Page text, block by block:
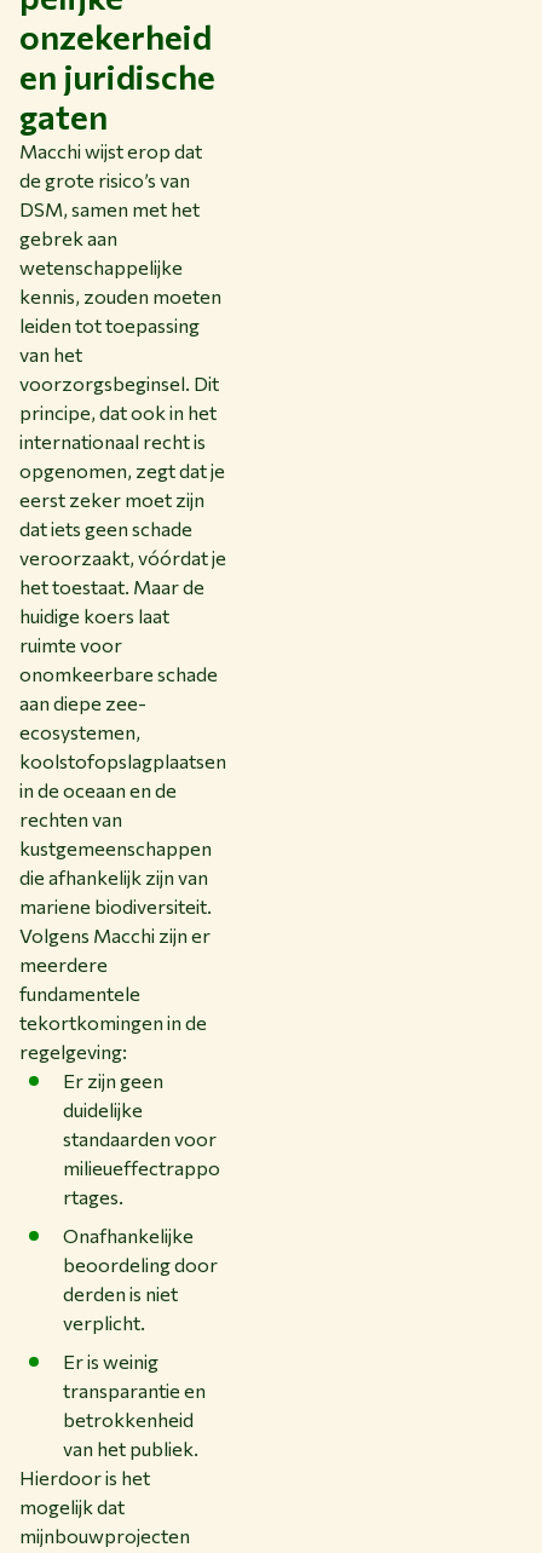
onzekerheid
en juridische
gaten
Macchi wijst erop dat
de grote risico’s van
DSM, samen met het
gebrek aan
wetenschappelijke
kennis, zouden moeten
leiden tot toepassing
van het
voorzorgsbeginsel. Dit
principe, dat ook in het
internationaal recht is
opgenomen, zegt dat je
eerst zeker moet zijn
dat iets geen schade
veroorzaakt, vóórdat je
het toestaat. Maar de
huidige koers laat
ruimte voor
onomkeerbare schade
aan diepe zee-
ecosystemen,
koolstofopslagplaatsen
in de oceaan en de
rechten van
kustgemeenschappen
die afhankelijk zijn van
mariene biodiversiteit.
Volgens Macchi zijn er
meerdere
fundamentele
tekortkomingen in de
regelgeving:
Er zijn geen
duidelijke
standaarden voor
milieueffectrappo
rtages.
Onafhankelijke
beoordeling door
derden is niet
verplicht.
Er is weinig
transparantie en
betrokkenheid
van het publiek.
Hierdoor is het
mogelijk dat
mijnbouwprojecten